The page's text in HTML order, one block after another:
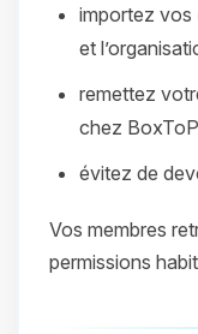
importez vos
et
remettez
chez
évitez de
Vos membres
permissions